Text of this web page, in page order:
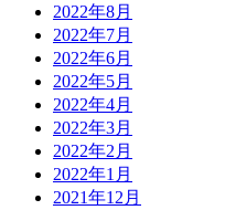
2022年8月
2022年7月
2022年6月
2022年5月
2022年4月
2022年3月
2022年2月
2022年1月
2021年12月